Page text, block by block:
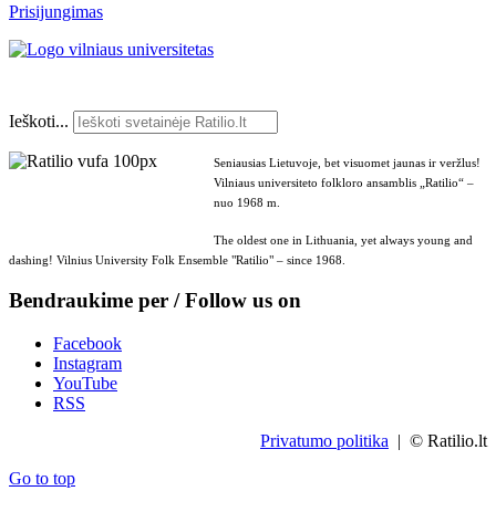
Prisijungimas
Ieškoti...
Seniausias Lietuvoje, bet visuomet jaunas ir veržlus!
Vilniaus universiteto folkloro ansamblis „Ratilio“ –
nuo 1968 m.
The oldest one in Lithuania, yet always young and
dashing! Vilnius University Folk Ensemble "Ratilio" – since 1968.
Bendraukime per / Follow us on
Facebook
Instagram
YouTube
RSS
Privatumo politika | © Ratilio.lt
Go to top